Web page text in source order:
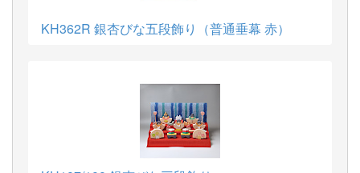
KH362R 銀杏びな五段飾り（普通垂幕 赤）